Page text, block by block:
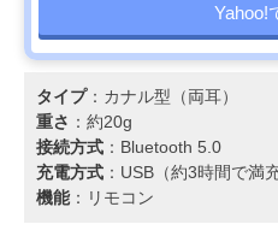
Yahoo!
タイプ：カナル型（両耳）
重さ ：約20g
接続方式 ：Bluetooth 5.0
充電方式 ：USB（約3時間で満
機能：リモコン